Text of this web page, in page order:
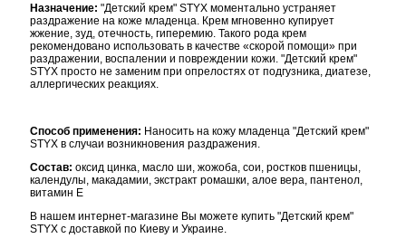
Назначение: "Детский крем" STYX моментально устраняет
раздражение на коже младенца. Крем мгновенно купирует
жжение, зуд, отечность, гиперемию. Такого рода крем
рекомендовано использовать в качестве «скорой помощи» при
раздражении, воспалении и повреждении кожи. "Детский крем"
STYX просто не заменим при опрелостях от подгузника, диатезе,
аллергических реакциях.
Способ применения: Наносить на кожу младенца "Детский крем"
STYX в случаи возникновения раздражения.
Состав: оксид цинка, масло ши, жожоба, сои, ростков пшеницы,
календулы, макадамии, экстракт ромашки, алое вера, пантенол,
витамин Е
В нашем интернет-магазине Вы можете купить "Детский крем"
STYX с доставкой по Киеву и Украине.